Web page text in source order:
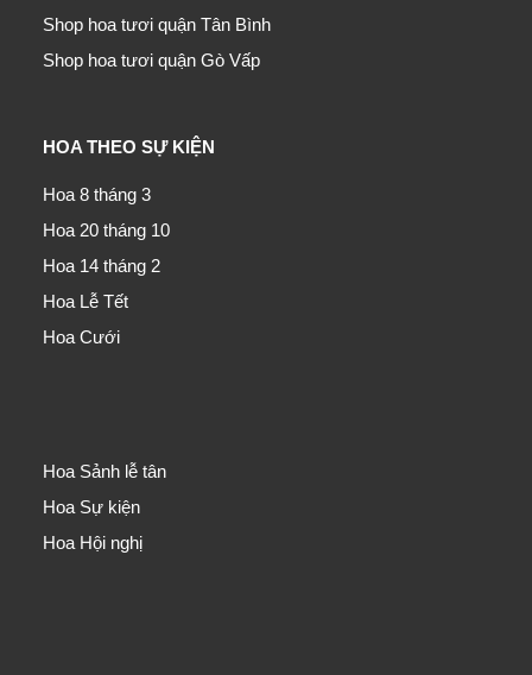
Shop hoa tươi quận Tân Bình
Shop hoa tươi quận Gò Vấp
HOA THEO SỰ KIỆN
Hoa 8 tháng 3
Hoa 20 tháng 10
Hoa 14 tháng 2
Hoa Lễ Tết
Hoa Cưới
Hoa Sảnh lễ tân
Hoa Sự kiện
Hoa Hội nghị